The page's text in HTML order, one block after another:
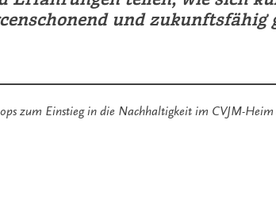
und zukunftsfähig
zum Einstieg in die Nachhaltigkeit im CVJM-